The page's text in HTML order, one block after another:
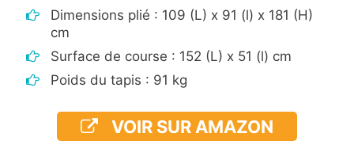
Dimensions plié : 109 (L) x 91 (l) x 181 (H)
cm
Surface de course : 152 (L) x 51 (l) cm
Poids du tapis : 91 kg
VOIR SUR AMAZON